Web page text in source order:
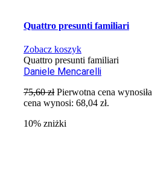
Quattro presunti familiari
Zobacz koszyk
Quattro presunti familiari
Daniele Mencarelli
75,60zł Pierwotna cena
cena wynosi: 68,04 zł.
10% zniżki